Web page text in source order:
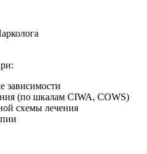
зависимости
(по шкалам CIWA, COWS)
схемы лечения